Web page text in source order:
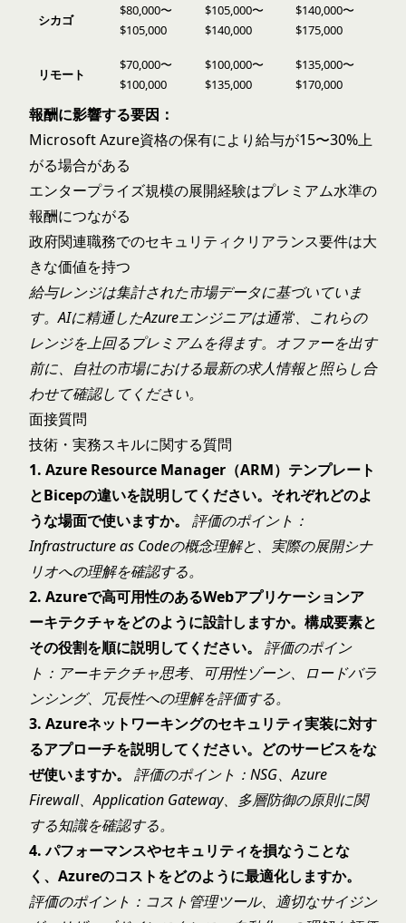
シカゴ
$80,000〜
$105,000
$105,000〜
$140,000
$140,000〜
$175,000
リモート
$70,000〜
$100,000
$100,000〜
$135,000
$135,000〜
$170,000
報酬に影響する要因：
Microsoft Azure資格の保有により給与が15〜30%上
がる場合がある
エンタープライズ規模の展開経験はプレミアム水準の
報酬につながる
政府関連職務でのセキュリティクリアランス要件は大
きな価値を持つ
給与レンジは集計された市場データに基づいていま
す。AIに精通したAzureエンジニアは通常、これらの
レンジを上回るプレミアムを得ます。オファーを出す
前に、自社の市場における最新の求人情報と照らし合
わせて確認してください。
面接質問
技術・実務スキルに関する質問
1. Azure Resource Manager（ARM）テンプレート
とBicepの違いを説明してください。それぞれどのよ
うな場面で使いますか。
評価のポイント：
Infrastructure as Codeの概念理解と、実際の展開シナ
リオへの理解を確認する。
2. Azureで高可用性のあるWebアプリケーションア
ーキテクチャをどのように設計しますか。構成要素と
その役割を順に説明してください。
評価のポイン
ト：アーキテクチャ思考、可用性ゾーン、ロードバラ
ンシング、冗長性への理解を評価する。
3. Azureネットワーキングのセキュリティ実装に対す
るアプローチを説明してください。どのサービスをな
ぜ使いますか。
評価のポイント：NSG、Azure
Firewall、Application Gateway、多層防御の原則に関
する知識を確認する。
4. パフォーマンスやセキュリティを損なうことな
く、Azureのコストをどのように最適化しますか。
評価のポイント：コスト管理ツール、適切なサイジン